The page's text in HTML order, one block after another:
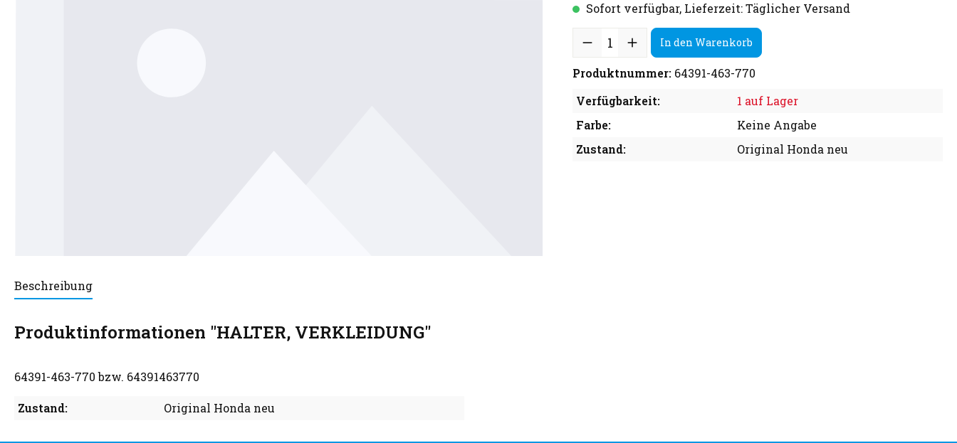
Sofort verfügbar, Lieferzeit: Täglicher Versand
In den Warenkorb
Produktnummer: 64391-463-770
Verfügbarkeit:
1 auf Lager
Farbe:
Keine Angabe
Zustand:
Original Honda neu
Beschreibung
Produktinformationen "HALTER, VERKLEIDUNG"
64391-463-770 bzw. 64391463770
Zustand: Original Honda neu